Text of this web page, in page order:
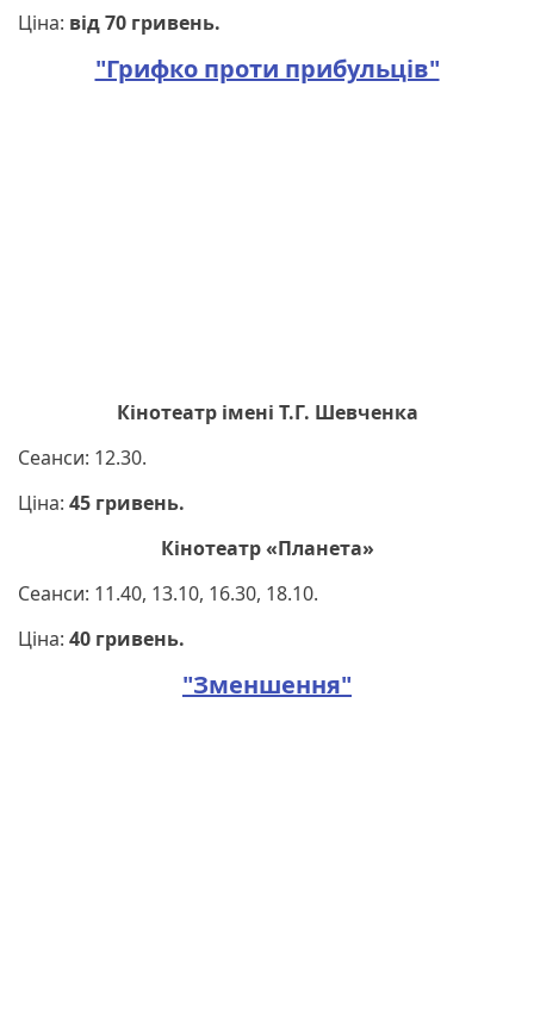
Ціна: від 70 гривень.
"Грифко проти прибульців"
Кінотеатр імені Т.Г. Шевченка
Сеанси: 12.30.
Ціна: 45 гривень.
Кінотеатр «Планета»
Сеанси: 11.40, 13.10, 16.30, 18.10.
Ціна: 40 гривень.
"Зменшення"